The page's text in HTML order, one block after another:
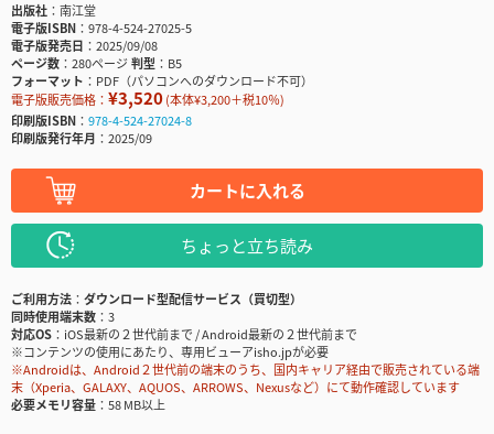
出版社
南江堂
電子版ISBN
978-4-524-27025-5
電子版発売日
2025/09/08
ページ数
280ページ判型
B5
フォーマット
PDF（パソコンへのダウンロード不可）
電子版販売価格： ¥3,520(本体¥3,200＋税10％)
印刷版ISBN
978-4-524-27024-8
印刷版発行年月
2025/09
カートに入れる
ちょっと立ち読み
ご利用方法
ダウンロード型配信サービス（買切型）
同時使用端末数
3
対応OS
iOS最新の２世代前まで / Android最新の２世代前まで
※コンテンツの使用にあたり、専用ビューアisho.jpが必要
※Androidは、Android２世代前の端末のうち、国内キャリア経由で販売されている端
末（Xperia、GALAXY、AQUOS、ARROWS、Nexusなど）にて動作確認しています
必要メモリ容量
58 MB以上